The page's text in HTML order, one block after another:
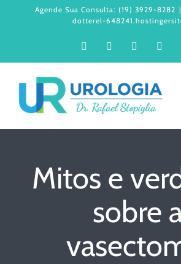
Agende Sua Consulta: (19) 3929-8282 |
dotterel-
FacebookInstagramLinkedIn
Mitos e
sobre